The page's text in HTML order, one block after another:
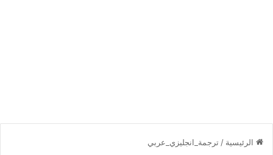
الرئيسية / ترجمة_انجليزي_عربي